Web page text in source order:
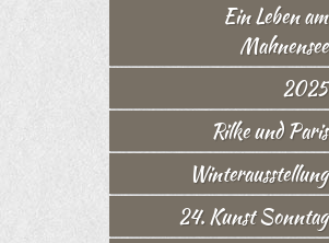
Ein Leben am
Mahnensee
2025
Rilke und Paris
Winterausstellung
24. Kunst Sonntag